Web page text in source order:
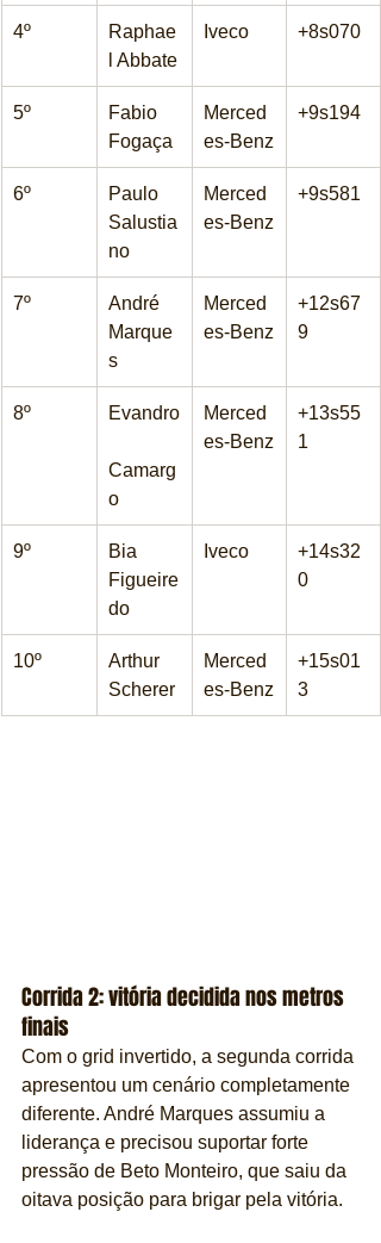
4º
Raphae
l Abbate
Iveco +8s070
5º
Fabio
Fogaça
Merced
es-Benz
+9s194
6º
Paulo
Salustia
no
Merced
es-Benz
+9s581
7º
André
Marque
s
Merced
es-Benz
+12s67
9
8º Evandro
Camarg
o
Merced
es-Benz
+13s55
1
9º
Bia
Figueire
do
Iveco
+14s32
0
10º
Arthur
Scherer
Merced
es-Benz
+15s01
3
Corrida 2: vitória decidida nos metros
finais
Com o grid invertido, a segunda corrida
apresentou um cenário completamente
diferente. André Marques assumiu a
liderança e precisou suportar forte
pressão de Beto Monteiro, que saiu da
oitava posição para brigar pela vitória.